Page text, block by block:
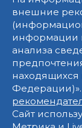
внешние
информации
анализа
находящихся
Федерации)».
Сайт